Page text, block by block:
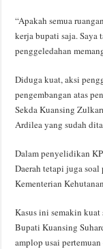
“Apakah semua
kerja bupati saja. Saya
penggeledahan
Diduga kuat, aksi
pengembangan atas
Sekda Kuansing
Ardilea yang sudah
Dalam penyelidikan
Daerah tetapi juga
Kementerian
Kasus ini semakin
Bupati Kuansing
amplop usai